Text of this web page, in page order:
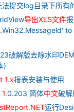
法提交log目录下所有
导出XLS文件
破解版去除水印
)
1.x报表安装与使用
1.0.203 简体中文破
.NET运行